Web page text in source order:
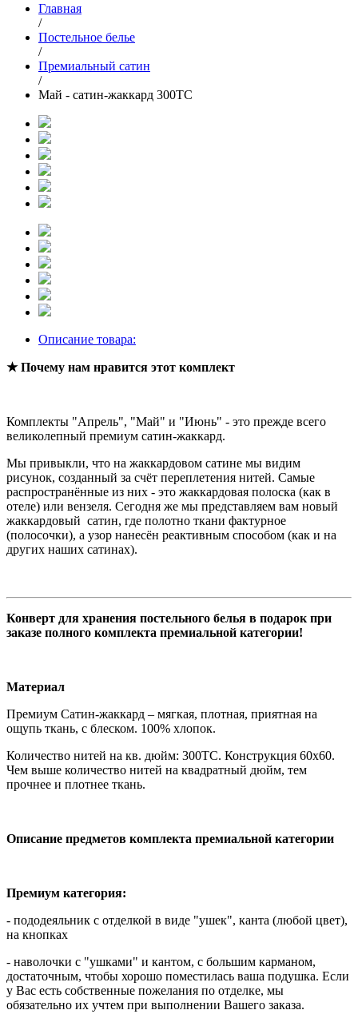
Главная
/
Постельное белье
/
Премиальный сатин
/
Май - сатин-жаккард 300ТС
Описание товара:
★ Почему нам нравится этот комплект
Комплекты "Апрель", "Май" и "Июнь" - это прежде всего
великолепный премиум сатин-жаккард.
Мы привыкли, что на жаккардовом сатине мы видим
рисунок, созданный за счёт переплетения нитей. Самые
распространённые из них - это жаккардовая полоска (как в
отеле) или вензеля. Сегодня же мы представляем вам новый
жаккардовый сатин, где полотно ткани фактурное
(полосочки), а узор нанесён реактивным способом (как и на
других наших сатинах).
Конверт для хранения постельного белья в подарок при
заказе полного комплекта премиальной категории!
Материал
Премиум Сатин-жаккард – мягкая, плотная, приятная на
ощупь ткань, с блеском. 100% хлопок.
Количество нитей на кв. дюйм: 300ТС. Конструкция 60х60.
Чем выше количество нитей на квадратный дюйм, тем
прочнее и плотнее ткань.
Описание предметов комплекта премиальной категории
Премиум категория:
- пододеяльник с отделкой в виде "ушек", канта (любой цвет),
на кнопках
- наволочки с "ушками" и кантом, с большим карманом,
достаточным, чтобы хорошо поместилась ваша подушка. Если
у Вас есть собственные пожелания по отделке, мы
обязательно их учтем при выполнении Вашего заказа.